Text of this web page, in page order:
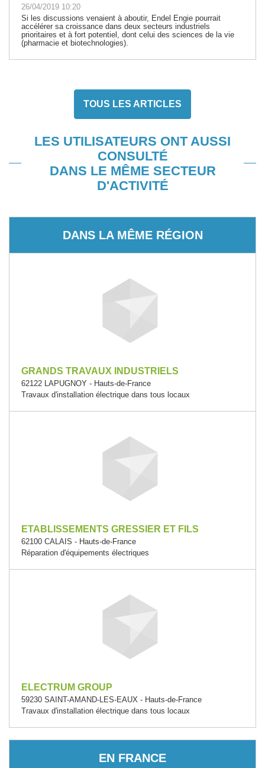
26/04/2019 10:20
Si les discussions venaient à aboutir, Endel Engie pourrait
accélérer sa croissance dans deux secteurs industriels
prioritaires et à fort potentiel, dont celui des sciences de la vie
(pharmacie et biotechnologies).
TOUS LES ARTICLES
LES UTILISATEURS ONT AUSSI
CONSULTÉ
DANS LE MÊME SECTEUR
D'ACTIVITÉ
DANS LA MÊME RÉGION
GRANDS TRAVAUX INDUSTRIELS
62122 LAPUGNOY - Hauts-de-France
Travaux d'installation électrique dans tous locaux
ETABLISSEMENTS GRESSIER ET FILS
62100 CALAIS - Hauts-de-France
Réparation d'équipements électriques
ELECTRUM GROUP
59230 SAINT-AMAND-LES-EAUX - Hauts-de-France
Travaux d'installation électrique dans tous locaux
EN FRANCE